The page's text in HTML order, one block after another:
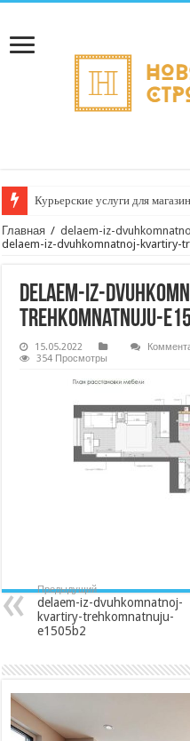
Курьерские услуги для
Главная / delaem-iz-
delaem-iz-dvuhkomnatnoj-kvartiry-
delaem-iz-
trehkomnatnuju-
15.05.2022
354 Просмотры
Предыдущий
delaem-iz-dvuhkomnatnoj-
kvartiry-trehkomnatnuju-
e1505b2